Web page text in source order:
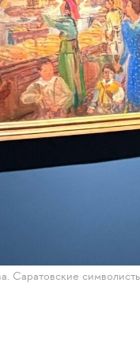
Саратовские